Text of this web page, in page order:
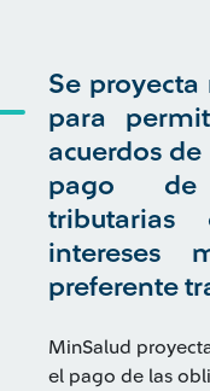
Se
para
acuerdos
pago de
intereses
preferente
MinSalud
el pago de las